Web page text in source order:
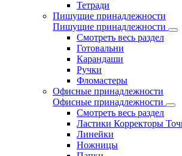
Тетради
Пишущие принадлежности
Пишущие принадлежности
Смотреть весь раздел
Готовальни
Карандаши
Ручки
Фломастеры
Офисные принадлежности
Офисные принадлежности
Смотреть весь раздел
Ластики Корректоры
Линейки
Ножницы